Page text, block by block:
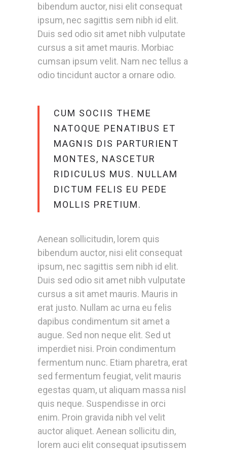
bibendum auctor, nisi elit consequat
ipsum, nec sagittis sem nibh id elit.
Duis sed odio sit amet nibh vulputate
cursus a sit amet mauris. Morbiac
cumsan ipsum velit. Nam nec tellus a
odio tincidunt auctor a ornare odio.
CUM SOCIIS THEME
NATOQUE PENATIBUS ET
MAGNIS DIS PARTURIENT
MONTES, NASCETUR
RIDICULUS MUS. NULLAM
DICTUM FELIS EU PEDE
MOLLIS PRETIUM.
Aenean sollicitudin, lorem quis
bibendum auctor, nisi elit consequat
ipsum, nec sagittis sem nibh id elit.
Duis sed odio sit amet nibh vulputate
cursus a sit amet mauris. Mauris in
erat justo. Nullam ac urna eu felis
dapibus condimentum sit amet a
augue. Sed non neque elit. Sed ut
imperdiet nisi. Proin condimentum
fermentum nunc. Etiam pharetra, erat
sed fermentum feugiat, velit mauris
egestas quam, ut aliquam massa nisl
quis neque. Suspendisse in orci
enim. Proin gravida nibh vel velit
auctor aliquet. Aenean sollicitu din,
lorem auci elit consequat ipsutissem